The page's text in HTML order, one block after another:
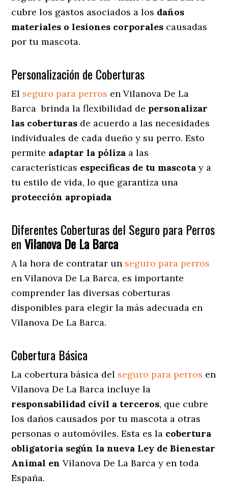
cubre los gastos asociados a los daños
materiales o lesiones corporales causadas
por tu mascota.
Personalización de Coberturas
El seguro para perros en Vilanova De La
Barca brinda la flexibilidad de personalizar
las coberturas de acuerdo a las necesidades
individuales de cada dueño y su perro. Esto
permite adaptar la póliza a las
características específicas de tu mascota y a
tu estilo de vida, lo que garantiza una
protección apropiada
Diferentes Coberturas del Seguro para Perros
en Vilanova De La Barca
A la hora de contratar un seguro para perros
en Vilanova De La Barca, es importante
comprender las diversas coberturas
disponibles para elegir la más adecuada en
Vilanova De La Barca.
Cobertura Básica
La cobertura básica del seguro para perros en
Vilanova De La Barca incluye la
responsabilidad civil a terceros, que cubre
los daños causados por tu mascota a otras
personas o automóviles. Esta es la cobertura
obligatoria según la nueva Ley de Bienestar
Animal enVilanova De La Barca y en toda
España.